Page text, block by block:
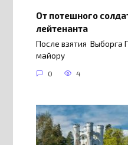
От потешного
лейтенанта
После взятия Выборга
майору
0 4